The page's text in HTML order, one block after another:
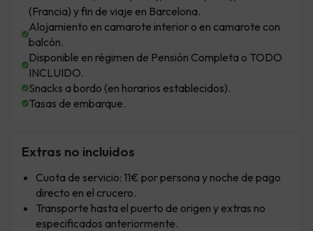
(Francia) y fin de viaje en Barcelona.
Alojamiento en camarote interior o en camarote con
balcón.
Disponible en régimen de Pensión Completa o TODO
INCLUIDO.
Snacks a bordo (en horarios establecidos).
Tasas de embarque.
Extras no incluidos
Cuota de servicio: 11€ por persona y noche de pago
directo en el crucero.
Transporte hasta el puerto de origen y extras no
especificados anteriormente.